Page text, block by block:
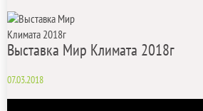
Выставка Мир Климата 2018г
07.03.2018